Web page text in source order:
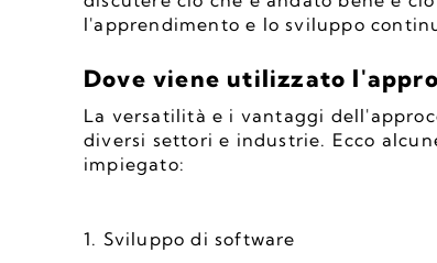
l'apprendimento e lo sviluppo
Dove viene utilizzato
La versatilità e i vantaggi
diversi settori e industrie. Ecco
impiegato:
1. Sviluppo di software